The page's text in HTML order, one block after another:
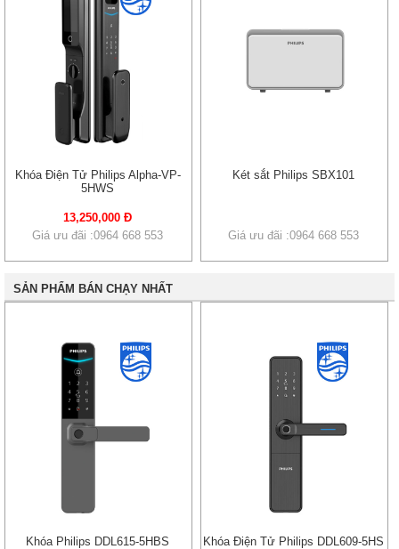
Khóa Điện Tử Philips Alpha-VP-
5HWS
13,250,000 Đ
Giá ưu đãi :0964 668 553
Két sắt Philips SBX101
Giá ưu đãi :0964 668 553
SẢN PHẨM BÁN CHẠY NHẤT
Khóa Philips DDL615-5HBS Khóa Điện Tử Philips DDL609-5HS